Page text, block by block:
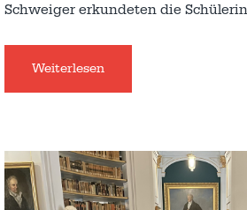
Schweiger erkundeten die
Weiterlesen